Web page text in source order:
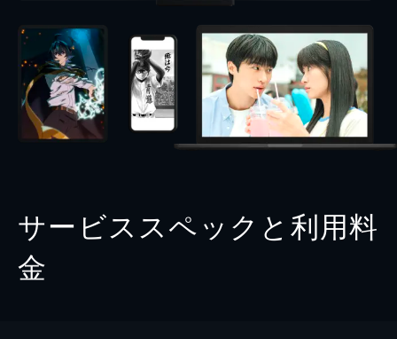
サービススペックと利用料
金